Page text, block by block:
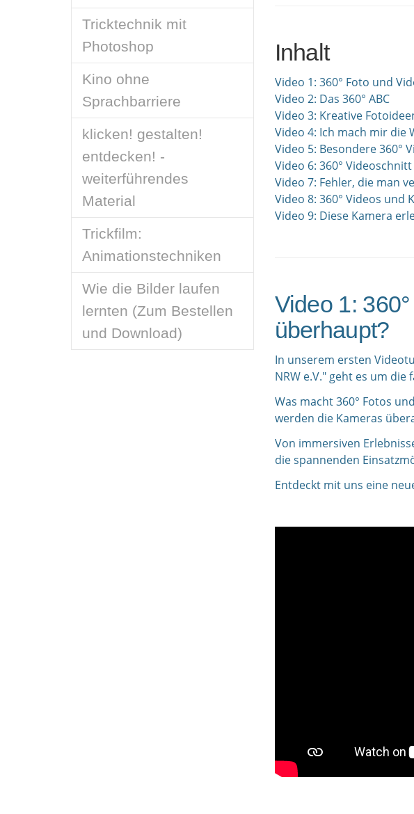
Tricktechnik mit
Photoshop
Kino ohne
Sprachbarriere
klicken! gestalten!
entdecken! -
weiterführendes
Material
Trickfilm:
Animationstechniken
Wie die Bilder laufen
lernten (Zum Bestellen
und Download)
Inhalt
Video 1: 360° Foto und
Video 2: Das 360° ABC
Video 3: Kreative
Video 4: Ich mach mir die
Video 5: Besondere 360°
Video 6: 360°
Video 7: Fehler, die man
Video 8: 360° Videos und
Video 9: Diese Kamera
Video 1:
überhaupt?
In unserem ersten
NRW e.V." geht es um
Was macht 360° Fotos
werden die Kameras
Von immersiven
die spannenden
Entdeckt mit uns eine